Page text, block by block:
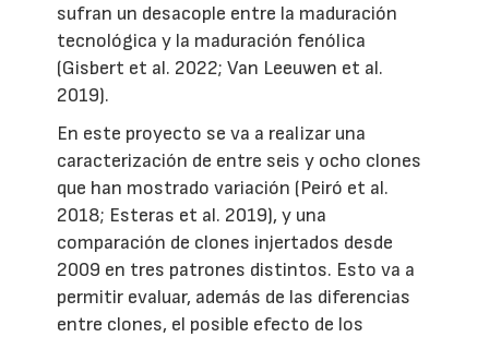
sufran un desacople entre la maduración
tecnológica y la maduración fenólica
(Gisbert et al. 2022; Van Leeuwen et al.
2019).
En este proyecto se va a realizar una
caracterización de entre seis y ocho clones
que han mostrado variación (Peiró et al.
2018; Esteras et al. 2019), y una
comparación de clones injertados desde
2009 en tres patrones distintos. Esto va a
permitir evaluar, además de las diferencias
entre clones, el posible efecto de los